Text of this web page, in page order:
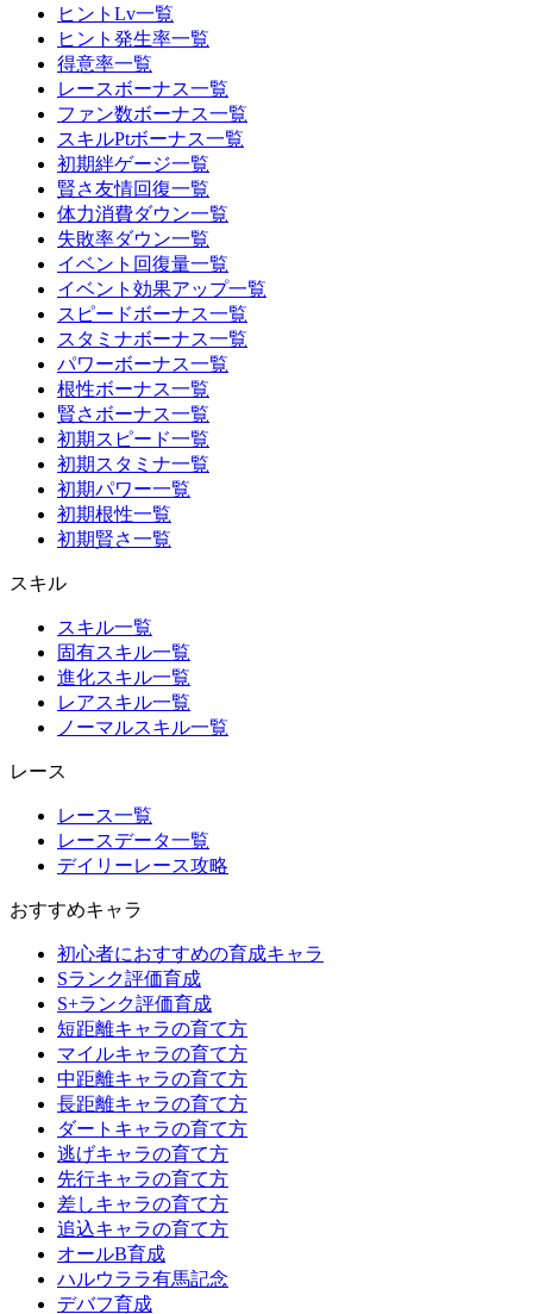
ヒントLv一覧
ヒント発生率一覧
得意率一覧
レースボーナス一覧
ファン数ボーナス一覧
スキルPtボーナス一覧
初期絆ゲージ一覧
賢さ友情回復一覧
体力消費ダウン一覧
失敗率ダウン一覧
イベント回復量一覧
イベント効果アップ一覧
スピードボーナス一覧
スタミナボーナス一覧
パワーボーナス一覧
根性ボーナス一覧
賢さボーナス一覧
初期スピード一覧
初期スタミナ一覧
初期パワー一覧
初期根性一覧
初期賢さ一覧
スキル
スキル一覧
固有スキル一覧
進化スキル一覧
レアスキル一覧
ノーマルスキル一覧
レース
レース一覧
レースデータ一覧
デイリーレース攻略
おすすめキャラ
初心者におすすめの育成キャラ
Sランク評価育成
S+ランク評価育成
短距離キャラの育て方
マイルキャラの育て方
中距離キャラの育て方
長距離キャラの育て方
ダートキャラの育て方
逃げキャラの育て方
先行キャラの育て方
差しキャラの育て方
追込キャラの育て方
オールB育成
ハルウララ有馬記念
デバフ育成